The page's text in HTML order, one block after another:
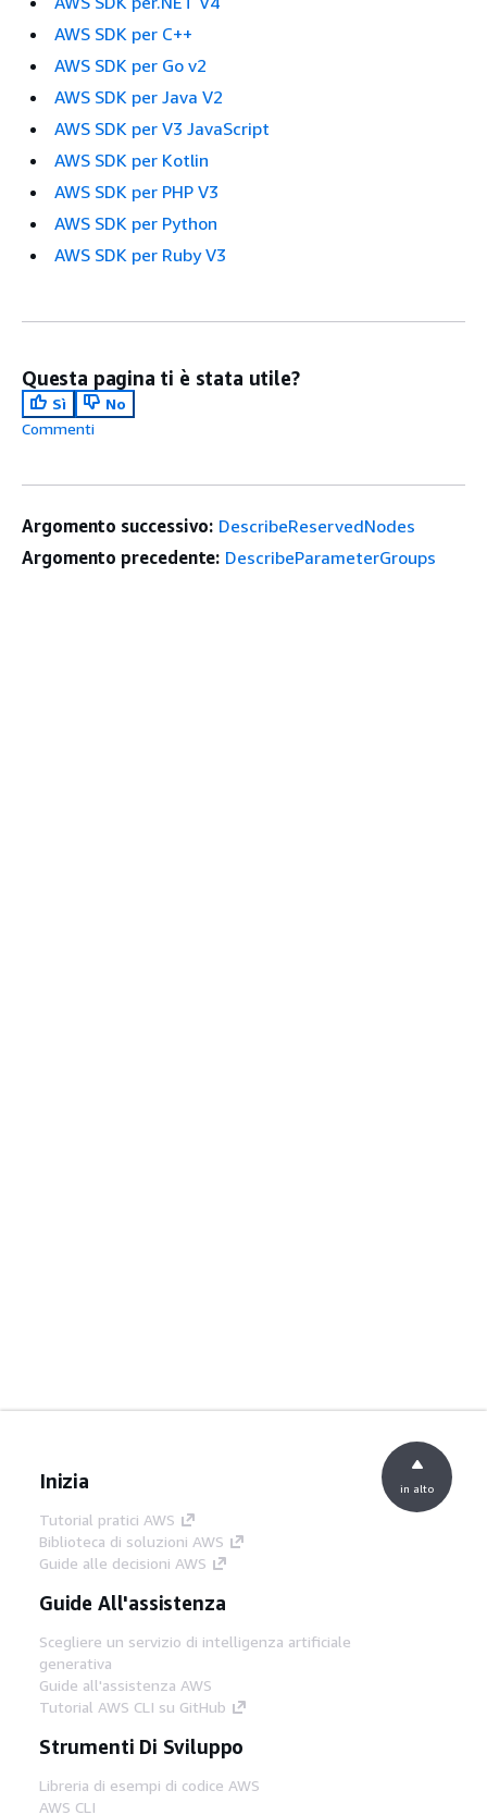
AWS SDK per C++
AWS SDK per Go v2
AWS SDK per Java V2
AWS SDK per V3 JavaScript
AWS SDK per Kotlin
AWS SDK per PHP V3
AWS SDK per Python
AWS SDK per Ruby V3
Questa pagina ti è stata utile?
Sì
No
Commenti
Argomento successivo: DescribeReservedNodes
Argomento precedente: DescribeParameterGroups
Inizia
Tutorial pratici AWS
Biblioteca di soluzioni AWS
Guide alle decisioni AWS
Guide All'assistenza
Scegliere un servizio di intelligenza artificiale
generativa
Guide all'assistenza AWS
Tutorial AWS CLI su GitHub
Strumenti Di Sviluppo
Libreria di esempi di codice AWS
AWS CLI
in alto